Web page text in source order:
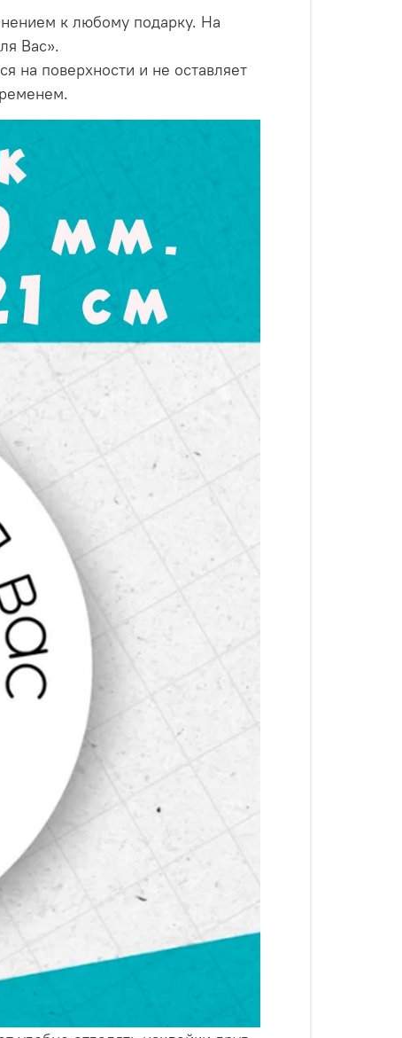
расположенных на листе размером
или в комбинации.
Вас» подойдут для оформления
и других предметов. Они помогут
личным и запоминающимся.
к любому подарку. На
Вас».
на поверхности и не оставляет